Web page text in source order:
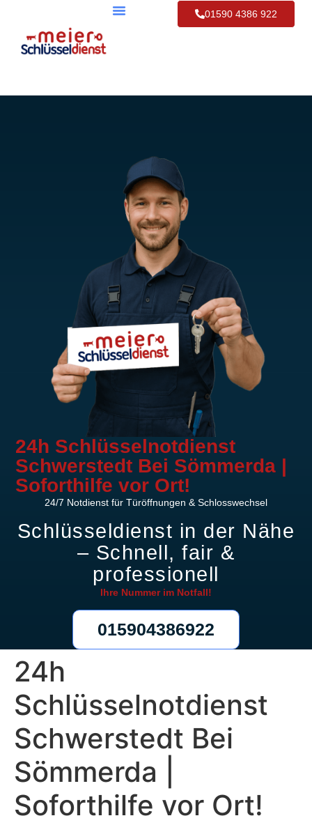
01590 4386 922
24h Schlüsselnotdienst
Schwerstedt Bei Sömmerda |
Soforthilfe vor Ort!
24/7 Notdienst für Türöffnungen & Schlosswechsel
Schlüsseldienst in der Nähe
– Schnell, fair &
professionell
Ihre Nummer im Notfall!
015904386922
24h
Schlüsselnotdienst
Schwerstedt Bei
Sömmerda |
Soforthilfe vor Ort!